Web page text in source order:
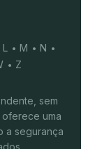
L M
N
Z
sem
uma
a segurança